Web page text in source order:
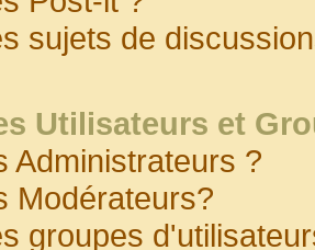
sujets de
Utilisateurs et
Administrateurs ?
Modérateurs?
groupes